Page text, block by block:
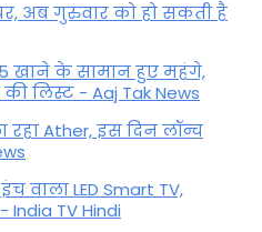
अब गुरुवार को हो सकती है
खाने के सामान हुए महंगे,
लिस्ट - Aaj Tak News
Ather, इस दिन लॉन्च
वाला LED Smart TV,
TV Hindi